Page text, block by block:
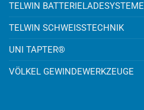
TELWIN BATTERIELADESYSTEME
TELWIN SCHWEISSTECHNIK
UNI TAPTER®
VÖLKEL GEWINDEWERKZEUGE